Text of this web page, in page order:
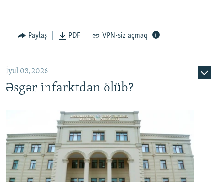
Auto 240p 360p 480p
720p 1080p
Paylaş PDF VPN-siz açmaq
İyul 03, 2026
Əsgər infarktdan ölüb?